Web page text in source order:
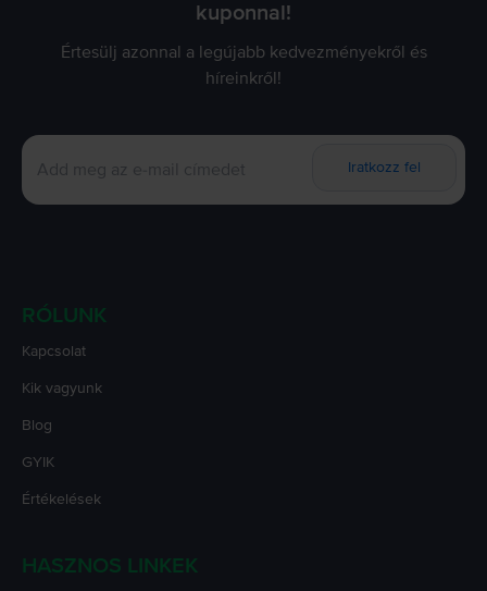
kuponnal!
Értesülj azonnal a legújabb kedvezményekről és
híreinkről!
Iratkozz fel
RÓLUNK
Kapcsolat
Kik vagyunk
Blog
GYIK
Értékelések
HASZNOS LINKEK